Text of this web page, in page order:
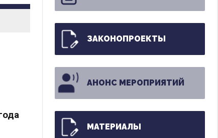
ЗАКОНОПРОЕКТЫ
АНОНС МЕРОПРИЯТИЙ
МАТЕРИАЛЫ